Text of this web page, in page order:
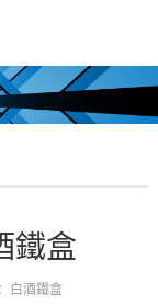
鐵盒
白酒鐵盒